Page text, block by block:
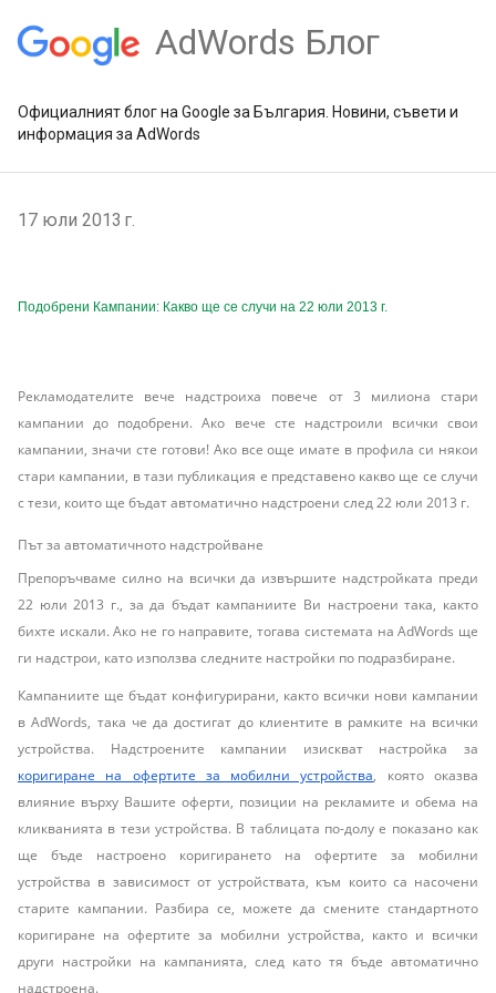
AdWords Блог
Официалният блог на Google за България. Новини, съвети и
информация за AdWords
17 юли 2013 г.
Подобрени Кампании: Какво ще се случи на 22 юли 2013 г.
Рекламодателите вече надстроиха повече от 3 милиона стари
кампании до подобрени. Ако вече сте надстроили всички свои
кампании, значи сте готови! Ако все още имате в профила си някои
стари кампании, в тази публикация е представено какво ще се случи
с тези, които ще бъдат автоматично надстроени след 22 юли 2013 г.
Път за автоматичното надстройване
Препоръчваме силно на всички да извършите надстройката преди
22 юли 2013 г., за да бъдат кампаниите Ви настроени така, както
бихте искали. Ако не го направите, тогава системата на AdWords ще
ги надстрои, като използва следните настройки по подразбиране.
Кампаниите ще бъдат конфигурирани, както всички нови кампании
в AdWords, така че да достигат до клиентите в рамките на всички
устройства. Надстроените кампании изискват настройка за
коригиране на офертите за мобилни устройства, която оказва
влияние върху Вашите оферти, позиции на рекламите и обема на
кликванията в тези устройства. В таблицата по-долу е показано как
ще бъде настроено коригирането на офертите за мобилни
устройства в зависимост от устройствата, към които са насочени
старите кампании. Разбира се, можете да смените стандартното
коригиране на офертите за мобилни устройства, както и всички
други настройки на кампанията, след като тя бъде автоматично
надстроена.